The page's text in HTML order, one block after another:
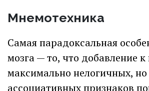
Мнемотехника
Самая парадоксальная
мозга — то, что добавление
максимально нелогичных, но
ассоциативных признаков